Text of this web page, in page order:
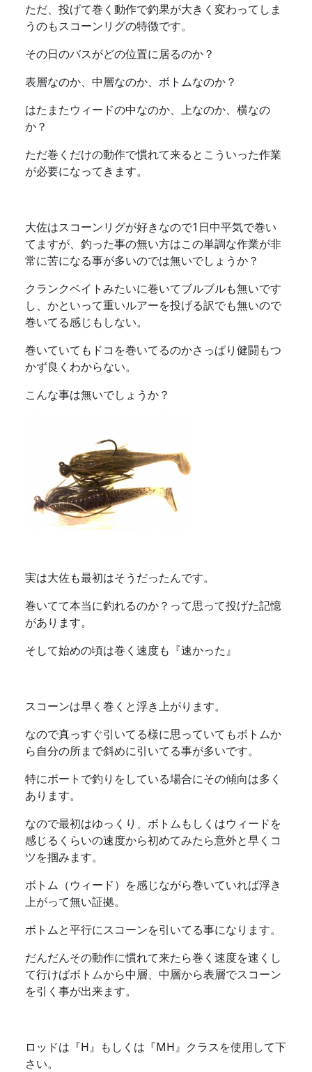
ただ、投げて巻く動作で釣果が大きく変わってしま
うのもスコーンリグの特徴です。
その日のバスがどの位置に居るのか？
表層なのか、中層なのか、ボトムなのか？
はたまたウィードの中なのか、上なのか、横なの
か？
ただ巻くだけの動作で慣れて来るとこういった作業
が必要になってきます。
大佐はスコーンリグが好きなので1日中平気で巻い
てますが、釣った事の無い方はこの単調な作業が非
常に苦になる事が多いのでは無いでしょうか？
クランクベイトみたいに巻いてブルブルも無いです
し、かといって重いルアーを投げる訳でも無いので
巻いてる感じもしない。
巻いていてもドコを巻いてるのかさっぱり健闘もつ
かず良くわからない。
こんな事は無いでしょうか？
実は大佐も最初はそうだったんです。
巻いてて本当に釣れるのか？って思って投げた記憶
があります。
そして始めの頃は巻く速度も『速かった』
スコーンは早く巻くと浮き上がります。
なので真っすぐ引いてる様に思っていてもボトムか
ら自分の所まで斜めに引いてる事が多いです。
特にボートで釣りをしている場合にその傾向は多く
あります。
なので最初はゆっくり、ボトムもしくはウィードを
感じるくらいの速度から初めてみたら意外と早くコ
ツを掴みます。
ボトム（ウィード）を感じながら巻いていれば浮き
上がって無い証拠。
ボトムと平行にスコーンを引いてる事になります。
だんだんその動作に慣れて来たら巻く速度を速くし
て行けばボトムから中層、中層から表層でスコーン
を引く事が出来ます。
ロッドは『H』もしくは『MH』クラスを使用して下
さい。